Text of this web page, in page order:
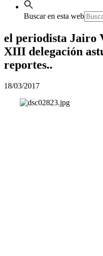
Buscar en esta web
el periodista Jairo
XIII delegación
reportes..
18/03/2017